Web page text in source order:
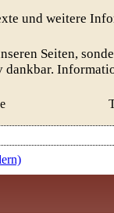
und weitere
Seiten,